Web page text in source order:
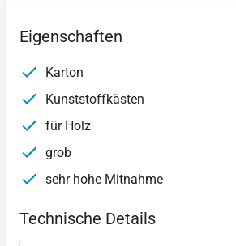
Eigenschaften
Karton
Kunststoffkästen
für Holz
grob
sehr hohe Mitnahme
Technische Details